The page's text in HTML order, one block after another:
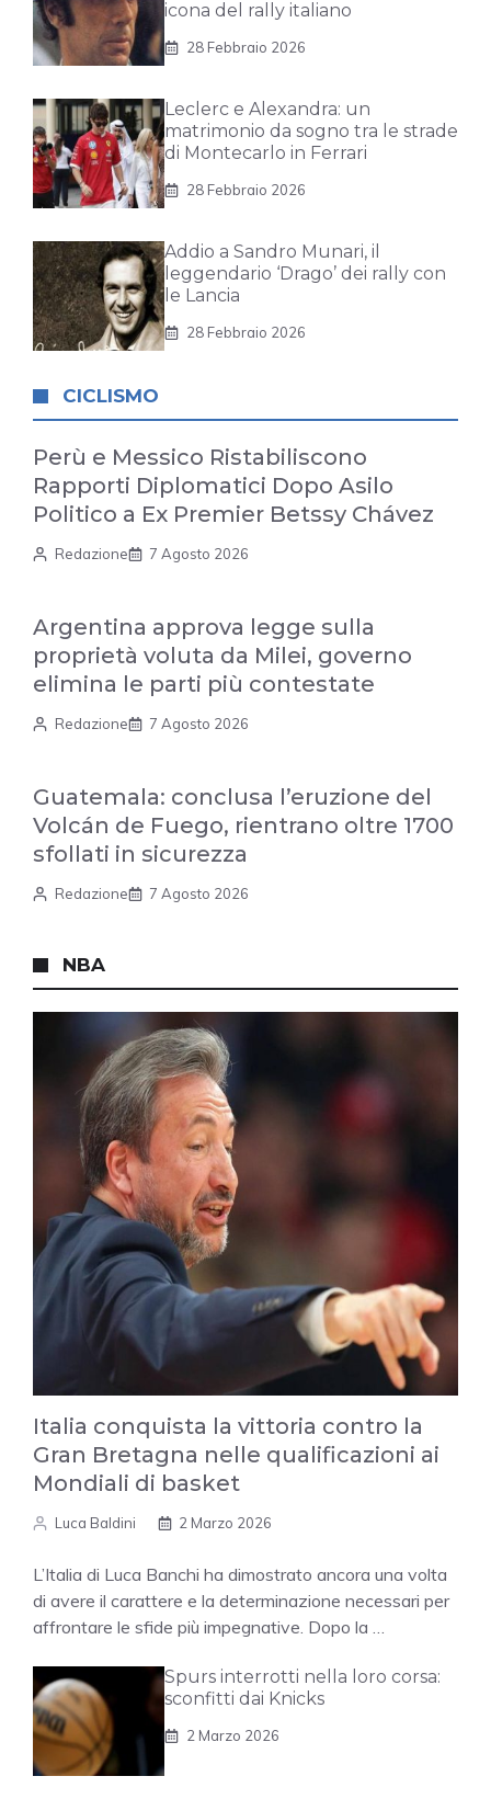
icona del rally italiano
28 Febbraio 2026
Leclerc e Alexandra: un
matrimonio da sogno tra le strade
di Montecarlo in Ferrari
28 Febbraio 2026
Addio a Sandro Munari, il
leggendario ‘Drago’ dei rally con
le Lancia
28 Febbraio 2026
CICLISMO
Perù e Messico Ristabiliscono
Rapporti Diplomatici Dopo Asilo
Politico a Ex Premier Betssy Chávez
Redazione 7 Agosto 2026
Argentina approva legge sulla
proprietà voluta da Milei, governo
elimina le parti più contestate
Redazione 7 Agosto 2026
Guatemala: conclusa l’eruzione del
Volcán de Fuego, rientrano oltre 1700
sfollati in sicurezza
Redazione 7 Agosto 2026
NBA
Italia conquista la vittoria contro la
Gran Bretagna nelle qualificazioni ai
Mondiali di basket
Luca Baldini 2 Marzo 2026
L’Italia di Luca Banchi ha dimostrato ancora una volta
di avere il carattere e la determinazione necessari per
affrontare le sfide più impegnative. Dopo la …
Spurs interrotti nella loro corsa:
sconfitti dai Knicks
2 Marzo 2026